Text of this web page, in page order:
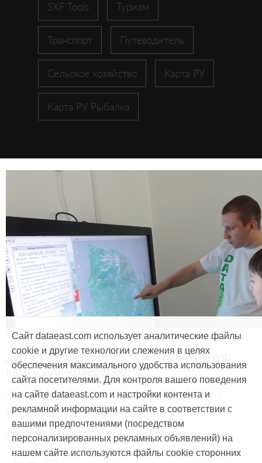
SXF Tools Туризм
Транспорт Путеводитель
Сельское хозяйство Карта РУ
Карта РУ Рыбалка
Продукты и услуги
Дата Ист разработала интерактивную
карту для краеведов
#CarryMap #Интерактивная карта #ArcGIS
#Природа #Дети #География
#Мобильная карта #Веб-приложение
Сайт dataeast.com использует аналитические файлы
cookie и другие технологии слежения в целях
обеспечения максимального удобства использования
сайта посетителями. Для контроля вашего поведения
на сайте dataeast.com и настройки контента и
рекламной информации на сайте в соответствии с
вашими предпочтениями (посредством
персонализированных рекламных объявлений) на
нашем сайте используются файлы cookie сторонних